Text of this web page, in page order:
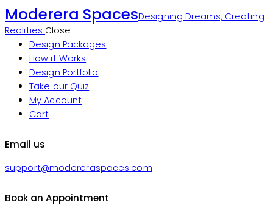
Moderera SpacesDesigning Dreams, Creating
Realities Close
Design Packages
How it Works
Design Portfolio
Take our Quiz
My Account
Cart
Email us
support@modereraspaces.com
Book an Appointment